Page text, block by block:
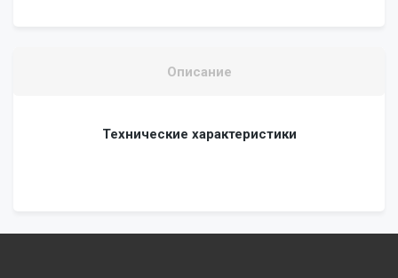
Описание
Технические характеристики